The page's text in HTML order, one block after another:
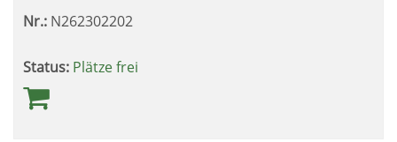
Nr.: N262302202
Status: Plätze frei